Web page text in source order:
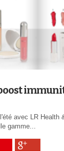
avec LR Health
gamme...